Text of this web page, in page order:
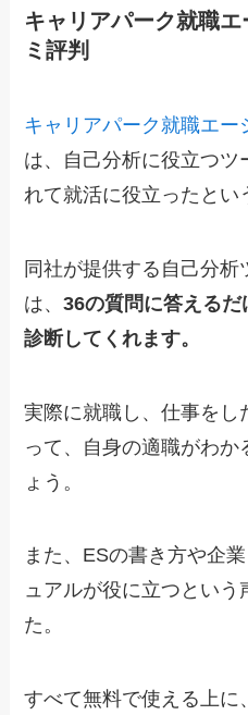
キャリアパーク就職
ミ評判
キャリアパーク就職エー
は、自己分析に役立つツ
れて就活に役立ったとい
同社が提供する自己分析
は、36の質問に答える
診断してくれます。
実際に就職し、仕事をし
って、自身の適職がわか
ょう。
また、ESの書き方や企
ュアルが役に立つという
た。
すべて無料で使える上